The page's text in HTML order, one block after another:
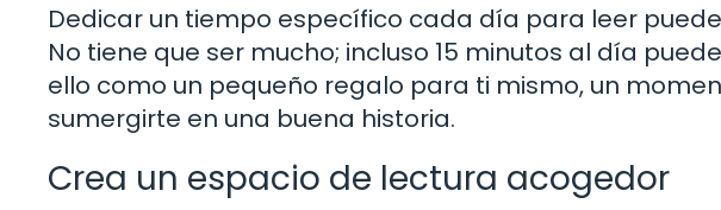
Dedicar un tiempo específico cada día para leer
No tiene que ser mucho; incluso 15 minutos al día
ello como un pequeño regalo para ti mismo, un
sumergirte en una buena historia.
Crea un espacio de lectura acogedor